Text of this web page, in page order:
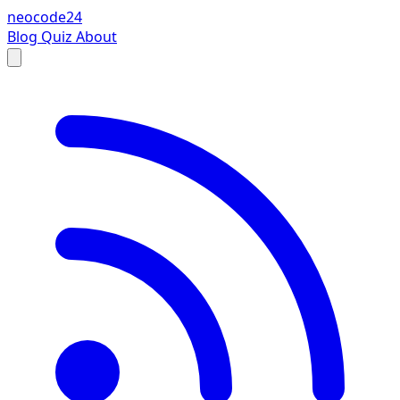
neocode24
Blog Quiz About